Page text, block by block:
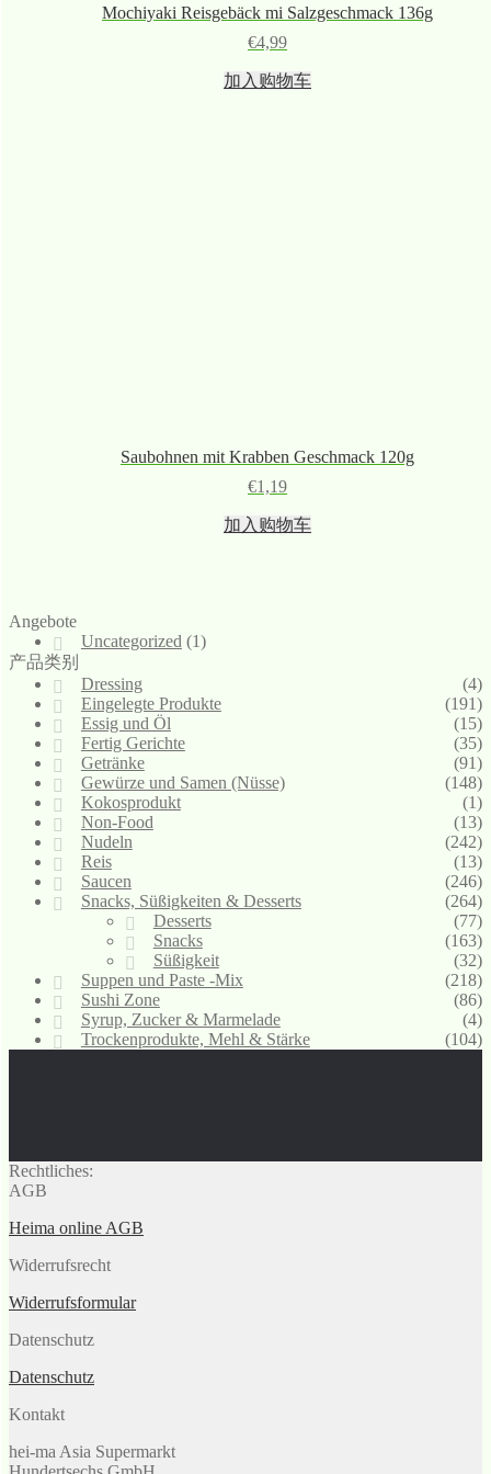
Mochiyaki Reisgebäck mi Salzgeschmack 136g
€4,99
加入购物车
Saubohnen mit Krabben Geschmack 120g
€1,19
加入购物车
Angebote
Uncategorized (1)
产品类别
Dressing
(4)
Eingelegte Produkte
(191)
Essig und Öl
(15)
Fertig Gerichte
(35)
Getränke
(91)
Gewürze und Samen (Nüsse)
(148)
Kokosprodukt
(1)
Non-Food
(13)
Nudeln
(242)
Reis
(13)
Saucen
(246)
Snacks, Süßigkeiten & Desserts
(264)
Desserts
(77)
Snacks
(163)
Süßigkeit
(32)
Suppen und Paste -Mix
(218)
Sushi Zone
(86)
Syrup, Zucker & Marmelade
(4)
Trockenprodukte, Mehl & Stärke
(104)
Rechtliches:
AGB
Heima online AGB
Widerrufsrecht
Widerrufsformular
Datenschutz
Datenschutz
Kontakt
hei-ma Asia Supermarkt